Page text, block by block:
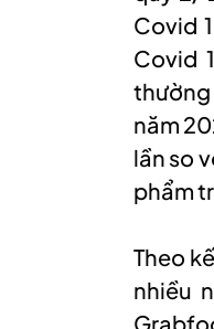
Covid
Covid
thường
năm
lần so
phẩm
Theo
nhiều